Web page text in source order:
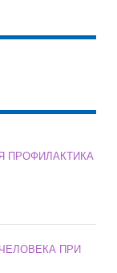
ПРОФИЛАКТИКА
ПРИ